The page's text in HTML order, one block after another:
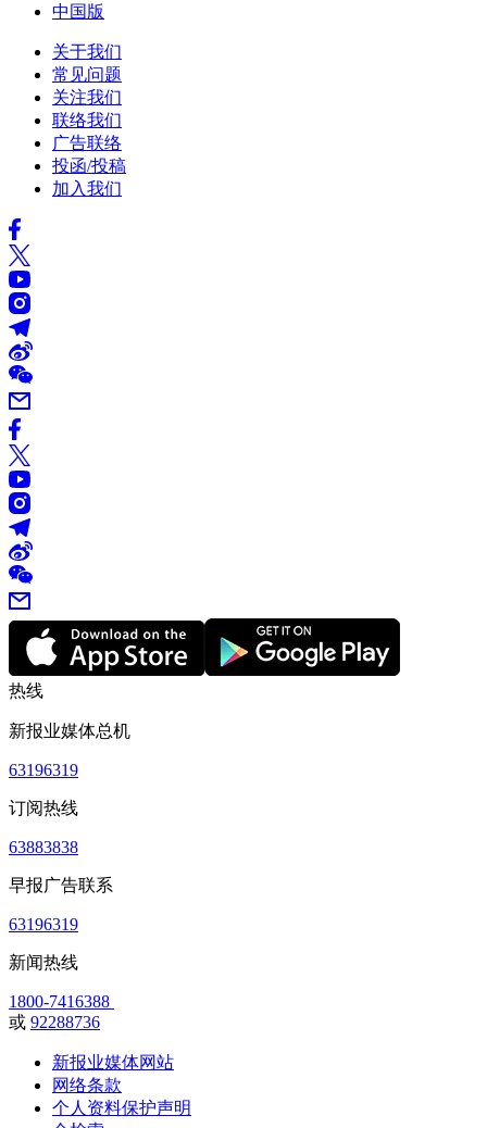
中国版
关于我们
常见问题
关注我们
联络我们
广告联络
投函/投稿
加入我们
热线
新报业媒体总机
63196319
订阅热线
63883838
早报广告联系
63196319
新闻热线
1800-7416388
或 92288736
新报业媒体网站
网络条款
个人资料保护声明